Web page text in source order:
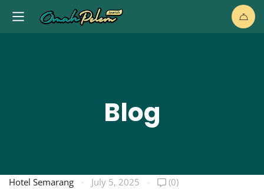
Blog
Hotel Semarang July 5, 2025 (0)